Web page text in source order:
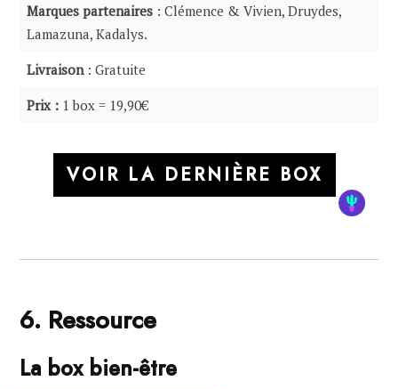
Marques partenaires: Clémence & Vivien, Druydes,
Lamazuna, Kadalys.
Livraison: Gratuite
Prix : 1 box = 19,90€
VOIR LA DERNIÈRE BOX
6. Ressource
La box bien-être